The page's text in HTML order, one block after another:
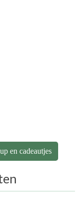
en cadeautjes